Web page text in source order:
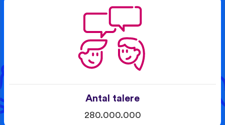
Antal talere
280.000.000